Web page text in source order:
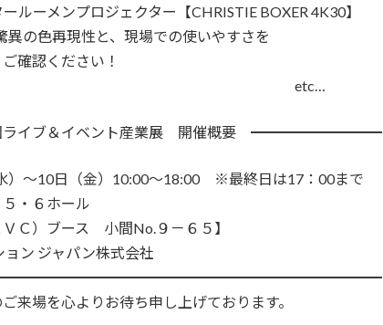
ルーメンプロジェクター【CHRISTIE BOXER 4K30】
異の色再現性と、現場での使いやすさを
確認ください！
ブ＆イベント産業展 開催概要 ━━━━━━━━━
）～10日（金）10:00～18:00 ※最終日は17：00まで
・６ホール
）ブース 小間No.９－６５】
ン ジャパン株式会社
来場を心よりお待ち申し上げております。